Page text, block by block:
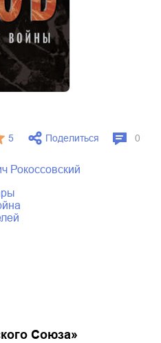
5 Поделиться 0
Рокоссовский
Союза»